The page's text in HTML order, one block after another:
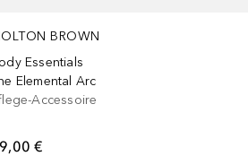
BROWN
Essentials
Elemental Arc
Accessoire
€